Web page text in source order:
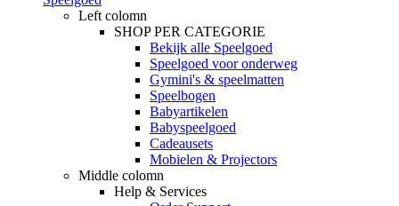
Left colomn
SHOP PER CATEGORIE
Bekijk alle Speelgoed
Speelgoed voor onderweg
Gymini's & speelmatten
Speelbogen
Babyartikelen
Babyspeelgoed
Cadeausets
Mobielen & Projectors
Middle colomn
Help & Services